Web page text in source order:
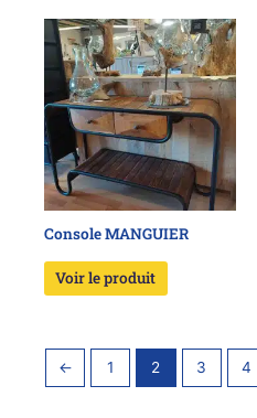
Console MANGUIER
Voir le produit
← 1 2 3 4